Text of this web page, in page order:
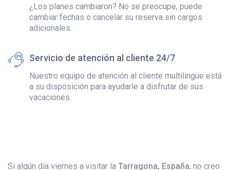
¿Los planes cambiaron? No se preocupe, puede
cambiar fechas o cancelar su reserva sin cargos
adicionales.
Servicio de atención al cliente 24/7
Nuestro equipo de atención al cliente multilingüe está
a su disposición para ayudarle a disfrutar de sus
vacaciones.
Si algún día viernes a visitar la Tarragona, España, no creo